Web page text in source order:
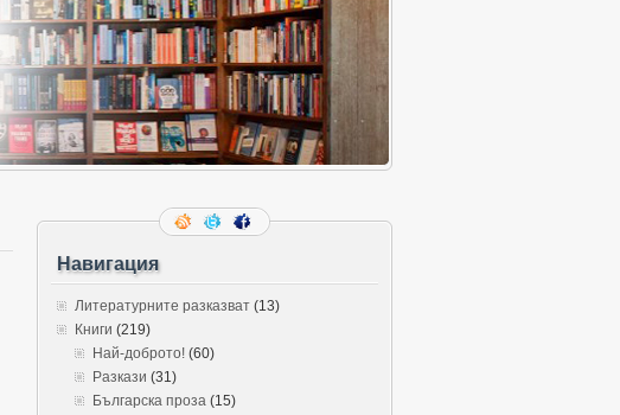
Навигация
Литературните разказват (13)
Книги (219)
Най-доброто! (60)
Разкази (31)
Българска проза (15)